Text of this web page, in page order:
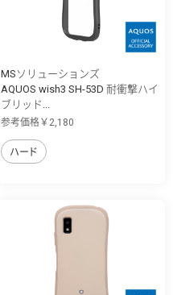
MSソリューションズ
AQUOS wish3 SH-53D 耐衝撃ハイ
ブリッド...
参考価格￥2,180
ハード